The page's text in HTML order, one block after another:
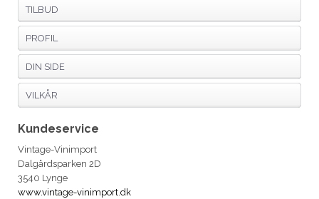
TILBUD
PROFIL
DIN SIDE
VILKÅR
Kundeservice
Vintage-Vinimport
Dalgårdsparken 2D
3540 Lynge
www.vintage-vinimport.dk